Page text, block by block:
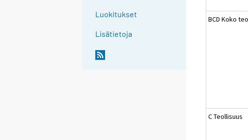
Luokitukset
Lisätietoja
BCD Koko
C Teollisuus